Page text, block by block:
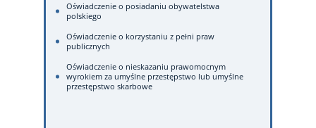
Oświadczenie o posiadaniu obywatelstwa
polskiego
Oświadczenie o korzystaniu z pełni praw
publicznych
Oświadczenie o nieskazaniu prawomocnym
wyrokiem za umyślne przestępstwo lub umyślne
przestępstwo skarbowe